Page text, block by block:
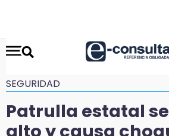
SEGURIDAD
Patrulla estatal
alto y causa